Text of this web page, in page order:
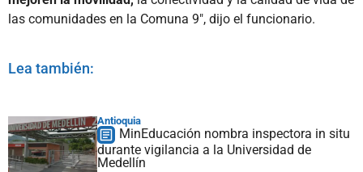
las comunidades en la Comuna 9", dijo el funcionario.
Lea también:
Antioquia
MinEducación nombra inspectora in situ
durante vigilancia a la Universidad de
Medellín